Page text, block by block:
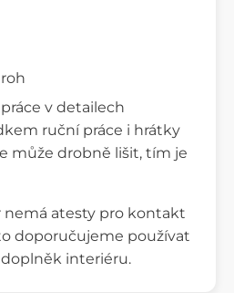
v detailech
ruční práce i hrátky
může drobně lišit, tím je
nemá atesty pro kontakt
doporučujeme používat
interiéru.